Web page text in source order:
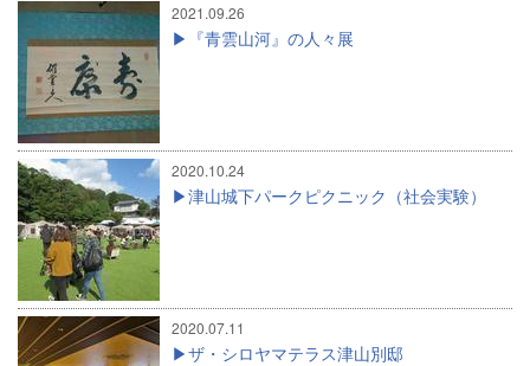
2021.09.26
『青雲山河』の人々展
2020.10.24
津山城下パークピクニック（社会実験）
2020.07.11
ザ・シロヤマテラス津山別邸